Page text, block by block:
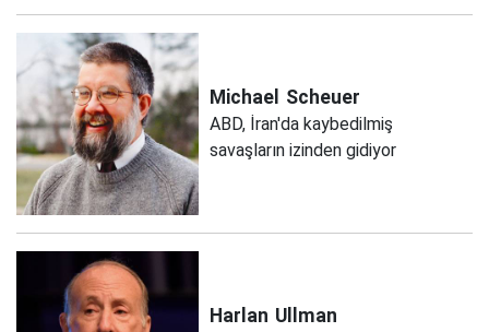
Michael Scheuer
ABD, İran'da kaybedilmiş
savaşların izinden gidiyor
Harlan Ullman